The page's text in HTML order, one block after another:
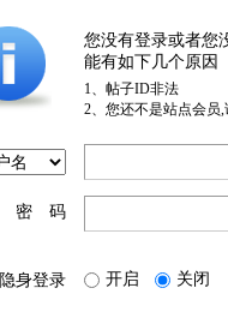
您没有登录或者您
能有如下几个原因
1、帖子ID非法
2、您还不是站点会员
密 码
隐身登录 开启 关闭